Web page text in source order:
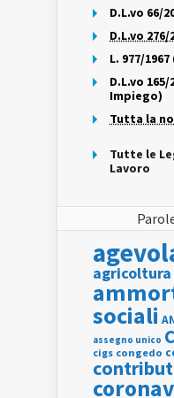
D.L.vo 66/
D.L.vo
L. 977/
D.L.vo
Impiego)
Tutta la
Tutte le
Lavoro
agricoltura
sociali
assegno unico
cigs congedo